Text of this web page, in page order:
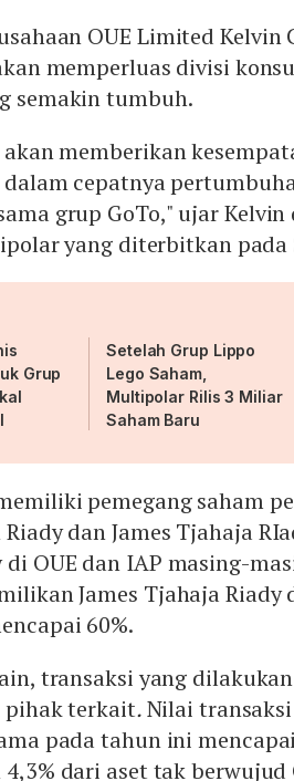
OUE Limited Kelvin
memperluas divisi
semakin tumbuh.
memberikan
cepatnya
grup GoTo," ujar
yang diterbitkan pada
Grup
Setelah Grup Lippo
Lego Saham,
Multipolar Rilis 3 Miliar
Saham Baru
pemegang saham
dan James Tjahaja
di OUE dan IAP masing-
James Tjahaja
60%.
transaksi yang
pihak terkait.Nilai
pada tahun ini
dari aset tak berwujud